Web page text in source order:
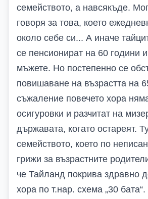
семейството, а навсякъде.
говоря за това, което
около себе си... А иначе
се пенсионират на 60 години
мъжете. Но постепенно се
повишаване на възрастта на
съжаление повечето хора
осигуровки и разчитат на
държавата, когато остареят.
семейството, което по
грижи за възрастните
че Тайланд покрива здравно
хора по т.нар. схема „30